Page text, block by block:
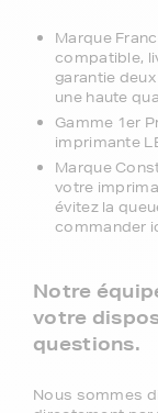
Marque
compatible,
garantie
une haute
Gamme 1er
imprimante
Marque
votre
évitez la
commander
Notre
votre
questions.
Nous sommes